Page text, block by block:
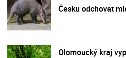
Česku odchovat
Olomoucký kraj